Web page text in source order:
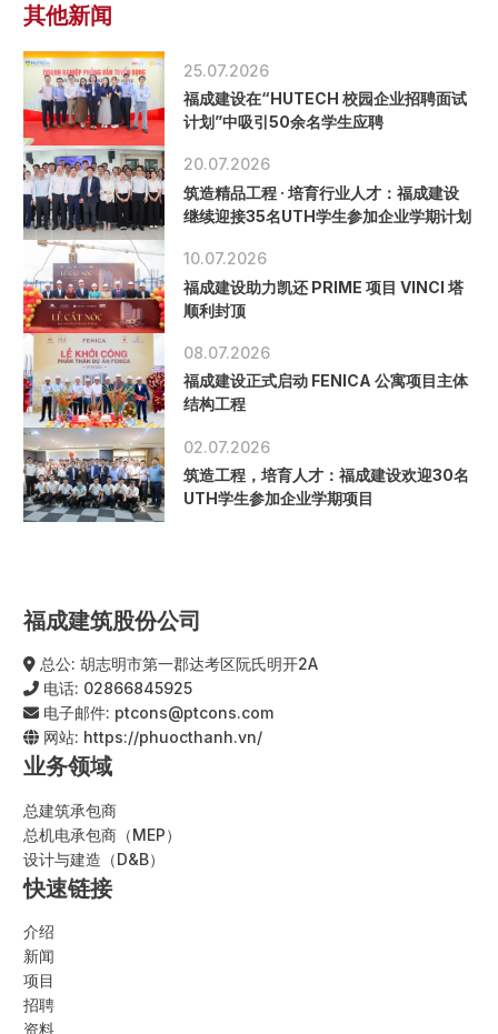
其他新闻
25.07.2026
福成建设在“HUTECH 校园企业招聘面试
计划”中吸引50余名学生应聘
20.07.2026
筑造精品工程 · 培育行业人才：福成建设
继续迎接35名UTH学生参加企业学期计划
10.07.2026
福成建设助力凯还 PRIME 项目 VINCI 塔
顺利封顶
08.07.2026
福成建设正式启动 FENICA 公寓项目主体
结构工程
02.07.2026
筑造工程，培育人才：福成建设欢迎30名
UTH学生参加企业学期项目
福成建筑股份公司
总公: 胡志明市第一郡达考区阮氏明开2A
电话: 02866845925
电子邮件: ptcons@ptcons.com
网站: https://phuocthanh.vn/
业务领域
总建筑承包商
总机电承包商（MEP）
设计与建造（D&B）
快速链接
介绍
新闻
项目
招聘
资料